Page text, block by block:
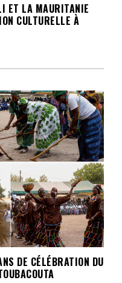
ET LA MAURITANIE
CULTURELLE À
DE CÉLÉBRATION DU